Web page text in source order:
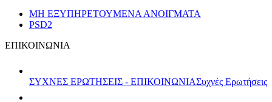
ΜΗ ΕΞΥΠΗΡΕΤΟΥΜΕΝΑ ΑΝΟΙΓΜΑΤΑ
PSD2
ΕΠΙΚΟΙΝΩΝΙΑ
ΣΥΧΝΕΣ ΕΡΩΤΗΣΕΙΣ - ΕΠΙΚΟΙΝΩΝΙΑΣυχνές Ερωτήσεις